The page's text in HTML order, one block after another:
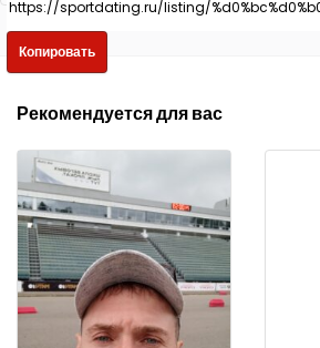
Копировать
Рекомендуется для вас